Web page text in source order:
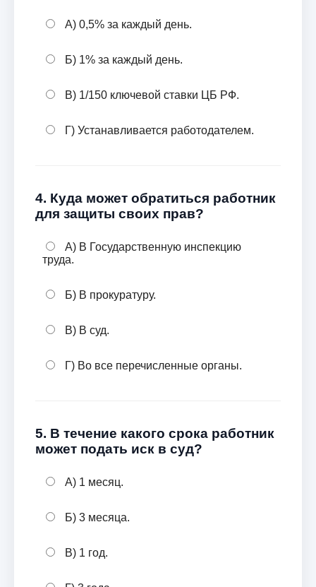
А) 0,5% за каждый день.
Б) 1% за каждый день.
В) 1/150 ключевой ставки ЦБ РФ.
Г) Устанавливается работодателем.
4. Куда может обратиться работник
для защиты своих прав?
А) В Государственную инспекцию
труда.
Б) В прокуратуру.
В) В суд.
Г) Во все перечисленные органы.
5. В течение какого срока работник
может подать иск в суд?
А) 1 месяц.
Б) 3 месяца.
В) 1 год.